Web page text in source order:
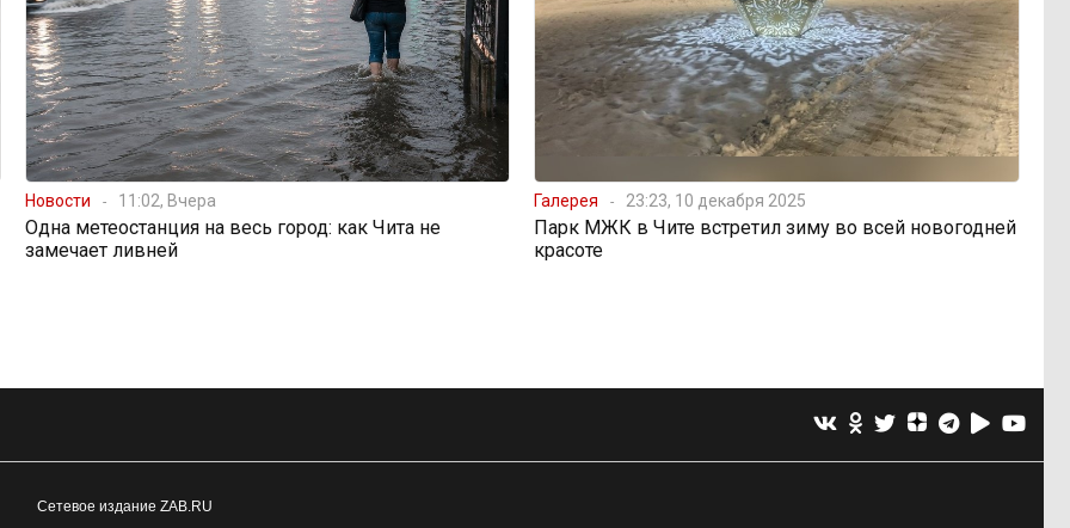
Новости 11:02, Вчера
Одна метеостанция на весь город: как Чита не
замечает ливней
Галерея 23:23, 10 декабря 2025
Парк МЖК в Чите встретил зиму во всей новогодней
красоте
Сетевое издание ZAB.RU